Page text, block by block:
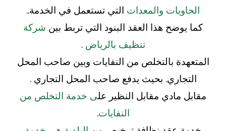
الحاويات والمعدات التي تستعمل في الخدمة..
كما يوضح هذا العقد البنود التي تربط بين شركة
تنظيف بالرياض .
المتعهدة بالتخلص من النفايات وبين صاحب المحل
التجاري. بحيث يدفع صاحب المحل التجاري .
مقابل مادي مقابل النظير على خدمة التخلص من
النفايات.